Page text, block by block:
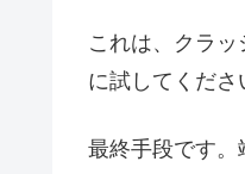
これは、クラ
に試してくださ
最終手段です。